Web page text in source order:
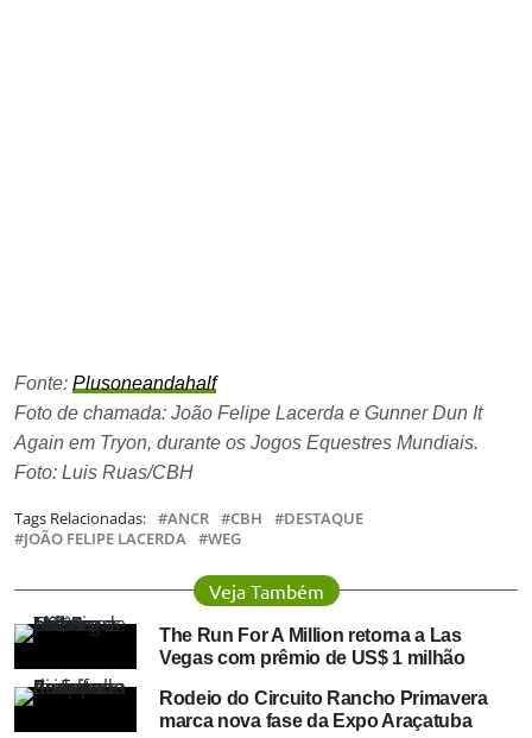
Fonte: Plusoneandahalf
Foto de chamada: João Felipe Lacerda e Gunner Dun It
Again em Tryon, durante os Jogos Equestres Mundiais.
Foto: Luis Ruas/CBH
Tags Relacionadas: ANCR CBH
DESTAQUE
JOÃO FELIPE LACERDA
WEG
Veja Também
The Run For A Million retorna a Las
Vegas com prêmio de US$ 1 milhão
Rodeio do Circuito Rancho Primavera
marca nova fase da Expo Araçatuba